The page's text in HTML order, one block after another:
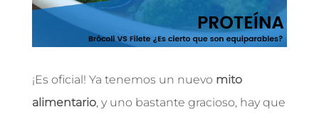
¡Es oficial! Ya tenemos un nuevo mito
alimentario, y uno bastante gracioso, hay que